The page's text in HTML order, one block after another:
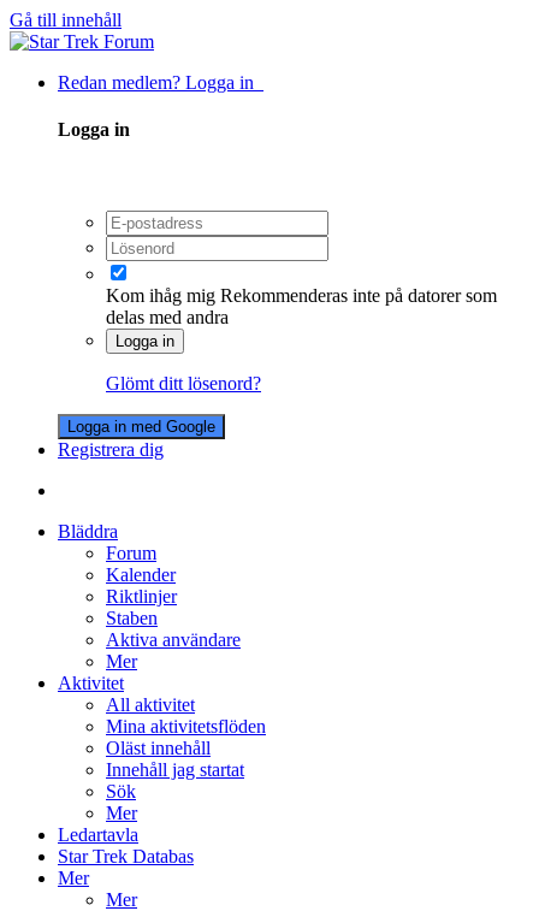
Gå till innehåll
Redan medlem? Logga in
Logga in
Kom ihåg mig Rekommenderas inte på datorer som
delas med andra
Logga in
Glömt ditt lösenord?
Logga in med Google
Registrera dig
Bläddra
Forum
Kalender
Riktlinjer
Staben
Aktiva användare
Mer
Aktivitet
All aktivitet
Mina aktivitetsflöden
Oläst innehåll
Innehåll jag startat
Sök
Mer
Ledartavla
Star Trek Databas
Mer
Mer